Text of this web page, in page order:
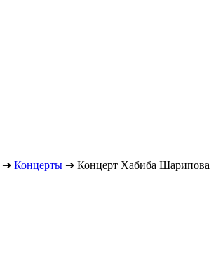
➔ Концерты ➔ Концерт Хабиба Шарипова